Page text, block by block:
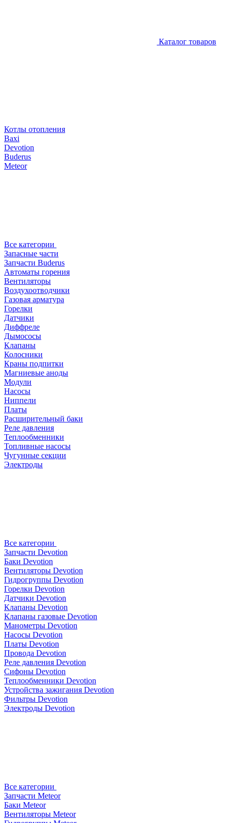
Каталог товаров
Котлы отопления
Baxi
Devotion
Buderus
Meteor
Все категории
Запасные части
Запчасти Buderus
Автоматы горения
Вентиляторы
Воздухоотводчики
Газовая арматура
Горелки
Датчики
Диффреле
Дымососы
Клапаны
Колосники
Краны подпитки
Магниевые аноды
Модули
Насосы
Ниппели
Платы
Расширительный баки
Реле давления
Теплообменники
Топливные насосы
Чугунные секции
Электроды
Все категории
Запчасти Devotion
Баки Devotion
Вентиляторы Devotion
Гидрогруппы Devotion
Горелки Devotion
Датчики Devotion
Клапаны Devotion
Клапаны газовые Devotion
Манометры Devotion
Насосы Devotion
Платы Devotion
Провода Devotion
Реле давления Devotion
Сифоны Devotion
Теплообменники Devotion
Устройства зажигания Devotion
Фильтры Devotion
Электроды Devotion
Все категории
Запчасти Meteor
Баки Meteor
Вентиляторы Meteor